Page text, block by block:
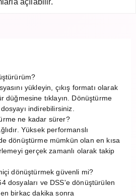
yükleyin, çıkış formatı olarak
düğmesine tıklayın. Dönüştürme
indirebilirsiniz.
ne kadar sürer?
Yüksek performanslı
dönüştürme mümkün olan en kısa
gerçek zamanlı olarak takip
dönüştürmek güvenli mi?
dosyaları ve DSS'e dönüştürülen
birkaç dakika sonra